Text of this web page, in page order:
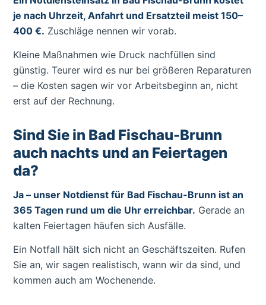
je nach Uhrzeit, Anfahrt und Ersatzteil meist 150–
400 €. Zuschläge nennen wir vorab.
Kleine Maßnahmen wie Druck nachfüllen sind
günstig. Teurer wird es nur bei größeren Reparaturen
– die Kosten sagen wir vor Arbeitsbeginn an, nicht
erst auf der Rechnung.
Sind Sie in Bad Fischau-Brunn
auch nachts und an Feiertagen
da?
Ja – unser Notdienst für Bad Fischau-Brunn ist an
365 Tagen rund um die Uhr erreichbar. Gerade an
kalten Feiertagen häufen sich Ausfälle.
Ein Notfall hält sich nicht an Geschäftszeiten. Rufen
Sie an, wir sagen realistisch, wann wir da sind, und
kommen auch am Wochenende.